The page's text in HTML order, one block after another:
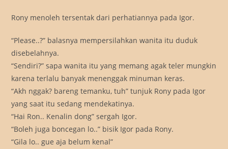
Rony menoleh tersentak dari perhatiannya pada Igor.
“Please..?” balasnya mempersilahkan wanita itu duduk
disebelahnya.
“Sendiri?” sapa wanita itu yang memang agak teler mungkin
karena terlalu banyak menenggak minuman keras.
“Akh nggak? bareng temanku, tuh” tunjuk Rony pada Igor
yang saat itu sedang mendekatinya.
“Hai Ron.. Kenalin dong” sergah Igor.
“Boleh juga boncegan lo..” bisik Igor pada Rony.
“Gila lo.. gue aja belum kenal”